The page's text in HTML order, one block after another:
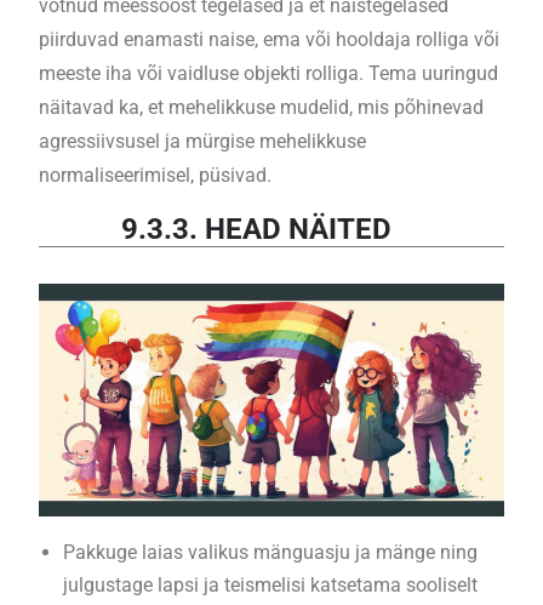
võtnud meessoost tegelased ja et naistegelased
piirduvad enamasti naise, ema või hooldaja rolliga või
meeste iha või vaidluse objekti rolliga. Tema uuringud
näitavad ka, et mehelikkuse mudelid, mis põhinevad
agressiivsusel ja mürgise mehelikkuse
normaliseerimisel, püsivad.
9.3.3. HEAD NÄITED
Pakkuge laias valikus mänguasju ja mänge ning
julgustage lapsi ja teismelisi katsetama sooliselt